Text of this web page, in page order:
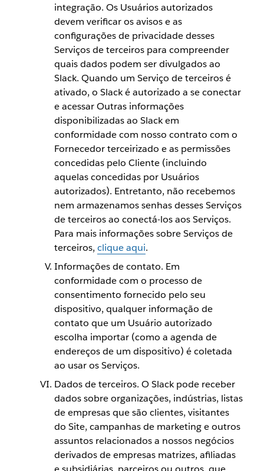
integração. Os Usuários autorizados
devem verificar os avisos e as
configurações de privacidade desses
Serviços de terceiros para compreender
quais dados podem ser divulgados ao
Slack. Quando um Serviço de terceiros é
ativado, o Slack é autorizado a se conectar
e acessar Outras informações
disponibilizadas ao Slack em
conformidade com nosso contrato com o
Fornecedor terceirizado e as permissões
concedidas pelo Cliente (incluindo
aquelas concedidas por Usuários
autorizados). Entretanto, não recebemos
nem armazenamos senhas desses Serviços
de terceiros ao conectá-los aos Serviços.
Para mais informações sobre Serviços de
terceiros, clique aqui.
Informações de contato. Em
conformidade com o processo de
consentimento fornecido pelo seu
dispositivo, qualquer informação de
contato que um Usuário autorizado
escolha importar (como a agenda de
endereços de um dispositivo) é coletada
ao usar os Serviços.
Dados de terceiros. O Slack pode receber
dados sobre organizações, indústrias, listas
de empresas que são clientes, visitantes
do Site, campanhas de marketing e outros
assuntos relacionados a nossos negócios
derivados de empresas matrizes, afiliadas